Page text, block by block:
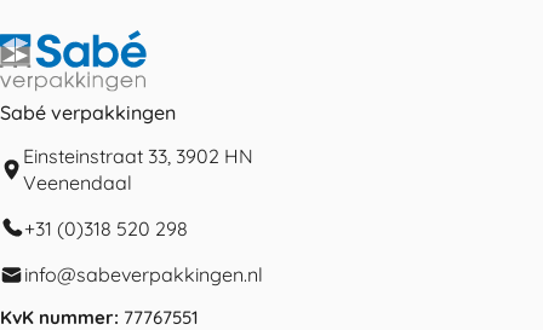
Sabé verpakkingen
Einsteinstraat 33, 3902 HN
Veenendaal
+31 (0)318 520 298
info@sabeverpakkingen.nl
KvK nummer: 77767551